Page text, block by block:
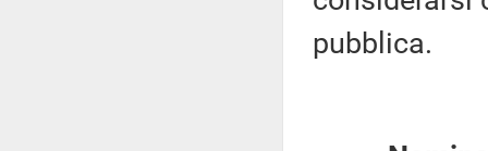
pubblica.